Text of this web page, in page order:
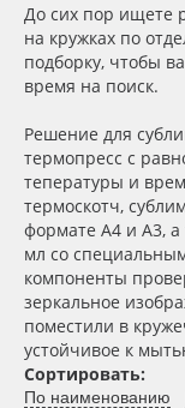
Orafol
Бренды
Доставка
Оплата
Сервис
Инструкции
Компания
Рулонные
Самоклеящиеся
Листовые
Чернила
Клей, скотчи и
Мобильные
Профильные
Доступность
До сих пор ищете
на кружках по
подборку, чтобы
время на поиск.
Решение для
термопресс с
тепературы и
термоскотч,
формате А4 и A3,
мл со
компоненты
зеркальное
поместили в
устойчивое к
Сортировать:
По наименованию